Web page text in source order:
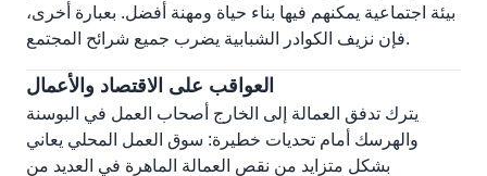
بيئة اجتماعية يمكنهم فيها بناء حياة ومهنة أفضل. بعبارة أخرى،
فإن نزيف الكوادر الشبابية يضرب جميع شرائح المجتمع.
العواقب على الاقتصاد والأعمال
يترك تدفق العمالة إلى الخارج أصحاب العمل في البوسنة
والهرسك أمام تحديات خطيرة: سوق العمل المحلي يعاني
بشكل متزايد من نقص العمالة الماهرة في العديد من